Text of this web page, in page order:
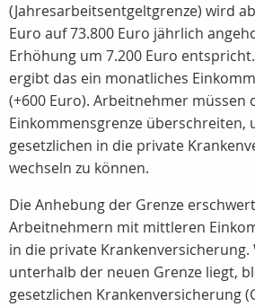
(Jahresarbeitsentgeltgrenze) wird
Euro auf 73.800 Euro jährlich
Erhöhung um 7.200 Euro
ergibt das ein monatliches
(+600 Euro). Arbeitnehmer müssen
Einkommensgrenze überschreiten,
gesetzlichen in die private
wechseln zu können.
Die Anhebung der Grenze
Arbeitnehmern mit mittleren
in die private Krankenversicherung.
unterhalb der neuen Grenze liegt,
gesetzlichen Krankenversicherung